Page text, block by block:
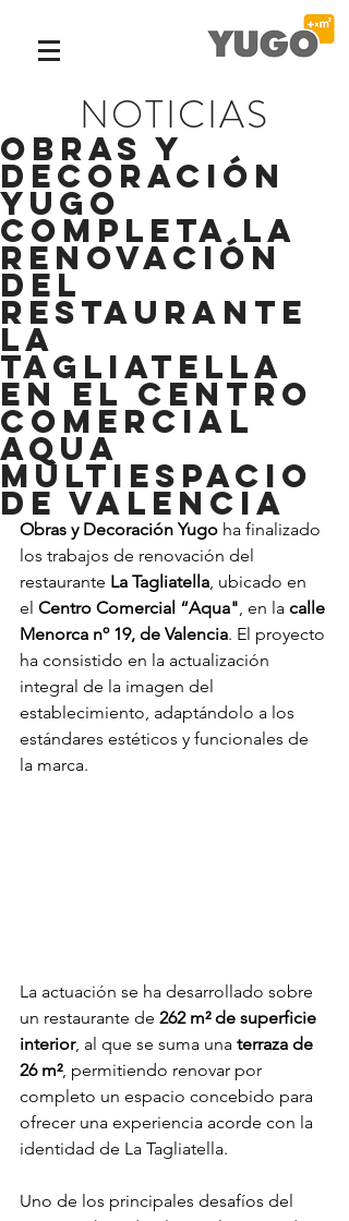
NOTICIAS
Obras y
Decoración
Yugo
completa la
renovación
del
restaurante
La
Tagliatella
en el Centro
Comercial
Aqua
Multiespacio
de Valencia
Obras y Decoración Yugo ha finalizado
los trabajos de renovación del
restaurante La Tagliatella, ubicado en
el Centro Comercial “Aqua", en la calle
Menorca nº 19, de Valencia. El proyecto
ha consistido en la actualización
integral de la imagen del
establecimiento, adaptándolo a los
estándares estéticos y funcionales de
la marca.
La actuación se ha desarrollado sobre
un restaurante de 262 m² de superficie
interior, al que se suma una terraza de
26 m², permitiendo renovar por
completo un espacio concebido para
ofrecer una experiencia acorde con la
identidad de La Tagliatella.
Uno de los principales desafíos del